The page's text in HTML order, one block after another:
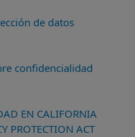
de datos
confidencialidad
EN CALIFORNIA
PROTECTION ACT